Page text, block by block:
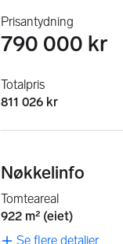
Prisantydning
790 000 kr
Totalpris
811 026 kr
Nøkkelinfo
Tomteareal
922 m² (eiet)
Se flere detaljer